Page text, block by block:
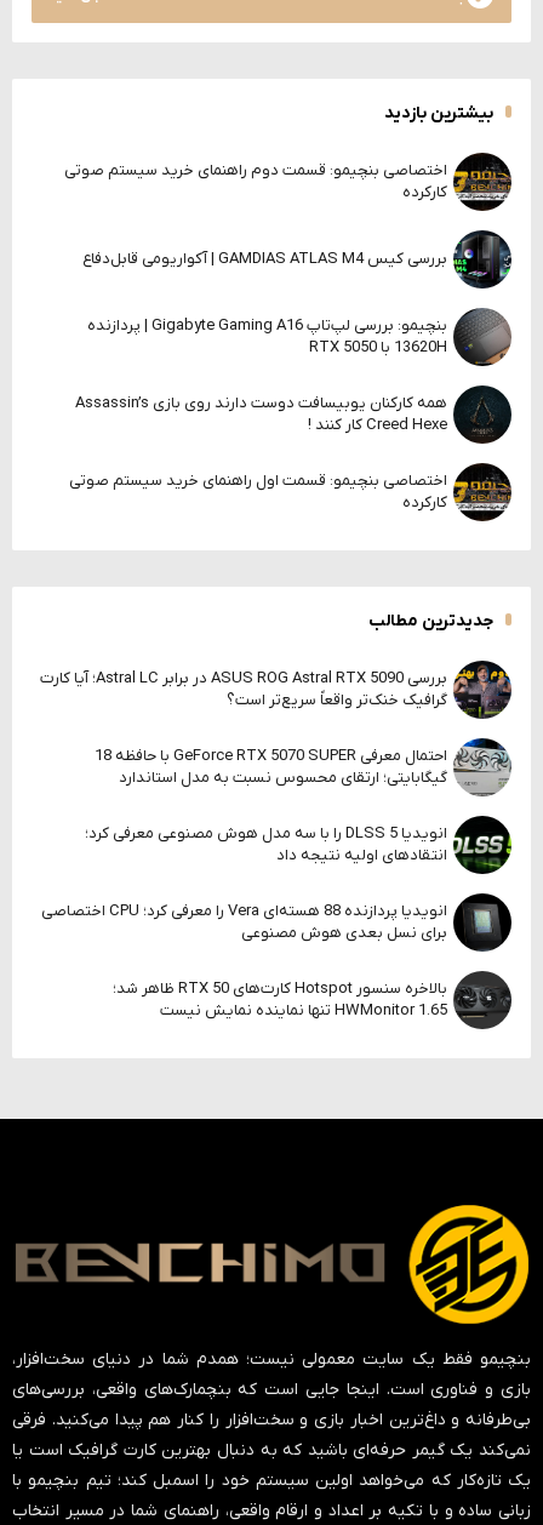
بیشترین بازدید
اختصاصی بنچیمو: قسمت دوم راهنمای خرید سیستم صوتی
کارکرده
بررسی کیس GAMDIAS ATLAS M4 | آکواریومی قابل‌دفاع
بنچیمو: بررسی لپ‌تاپ Gigabyte Gaming A16 | پردازنده
13620H با RTX 5050
همه کارکنان یوبیسافت دوست دارند روی بازی Assassin’s
Creed Hexe کار کنند !
اختصاصی بنچیمو: قسمت اول راهنمای خرید سیستم صوتی
کارکرده
جدیدترین مطالب
بررسی ASUS ROG Astral RTX 5090 در برابر Astral LC؛ آیا کارت
گرافیک خنک‌تر واقعاً سریع‌تر است؟
احتمال معرفی GeForce RTX 5070 SUPER با حافظه 18
گیگابایتی؛ ارتقای محسوس نسبت به مدل استاندارد
انویدیا DLSS 5 را با سه مدل هوش مصنوعی معرفی کرد؛
انتقادهای اولیه نتیجه داد
انویدیا پردازنده 88 هسته‌ای Vera را معرفی کرد؛ CPU اختصاصی
برای نسل بعدی هوش مصنوعی
بالاخره سنسور Hotspot کارت‌های RTX 50 ظاهر شد؛
HWMonitor 1.65 تنها نماینده نمایش نیست
بنچیمو فقط یک سایت معمولی نیست؛ همدم شما در دنیای سخت‌افزار،
بازی و فناوری است. اینجا جایی است که بنچمارک‌های واقعی، بررسی‌های
بی‌طرفانه و داغ‌ترین اخبار بازی و سخت‌افزار را کنار هم پیدا می‌کنید. فرقی
نمی‌کند یک گیمر حرفه‌ای باشید که به دنبال بهترین کارت گرافیک است یا
یک تازه‌کار که می‌خواهد اولین سیستم خود را اسمبل کند؛ تیم بنچیمو با
زبانی ساده و با تکیه بر اعداد و ارقام واقعی، راهنمای شما در مسیر انتخاب